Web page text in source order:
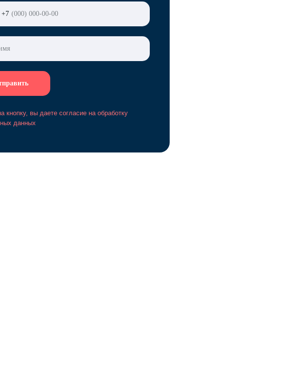
+7
кнопку, вы даете согласие на обработку
данных